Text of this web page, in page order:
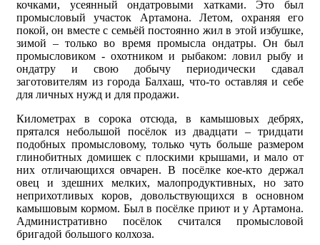
кочками, усеянный ондатровыми хатками. Это был
промысловый участок Артамона. Летом, охраняя его
покой, он вместе с семьёй постоянно жил в этой избушке,
зимой – только во время промысла ондатры. Он был
промысловиком - охотником и рыбаком: ловил рыбу и
ондатру и свою добычу периодически сдавал
заготовителям из города Балхаш, что-то оставляя и себе
для личных нужд и для продажи.
Километрах в сорока отсюда, в камышовых дебрях,
прятался небольшой посёлок из двадцати – тридцати
подобных промысловому, только чуть больше размером
глинобитных домишек с плоскими крышами, и мало от
них отличающихся овчарен. В посёлке кое-кто держал
овец и здешних мелких, малопродуктивных, но зато
неприхотливых коров, довольствующихся в основном
камышовым кормом. Был в посёлке приют и у Артамона.
Административно посёлок считался промысловой
бригадой большого колхоза.